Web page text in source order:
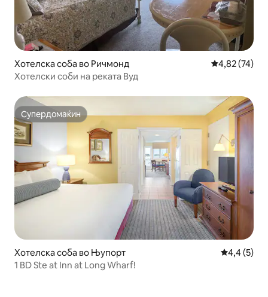
Хотелска соба во Ричмонд Просечна
4,82 (74)
Хотелски соби на реката Вуд
Супердомаќин
Супердомаќин
Хотелска соба во Њупорт Просечна
4,4 (5)
1 BD Ste at Inn at Long Wharf!